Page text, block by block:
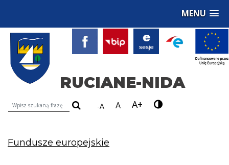
MENU
RUCIANE-NIDA
Wyszukiwarka treści na stronie
-A A A+
Fundusze europejskie